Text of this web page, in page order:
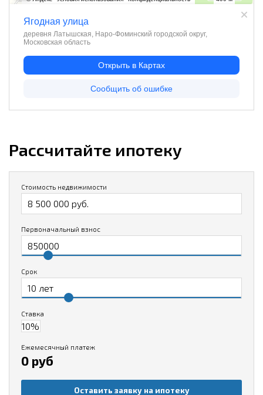
Рассчитайте ипотеку
Стоимость недвижимости
Первоначальный взнос
Срок
Ставка
Ежемесячный платеж
0 руб
Оставить заявку на ипотеку